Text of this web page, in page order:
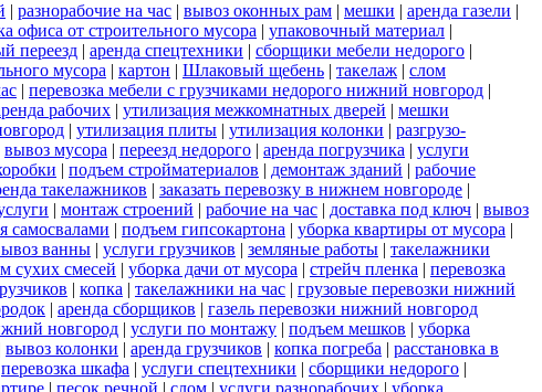
| разнорабочие на час | вывоз оконных рам | мешки | аренда газели |
офиса от строительного мусора | упаковочный материал |
переезд | аренда спецтехники | сборщики мебели недорого |
мусора | картон | Шлаковый щебень | такелаж | слом
| перевозка мебели с грузчиками недорого нижний новгород |
рабочих | утилизация межкомнатных дверей | мешки
| утилизация плиты | утилизация колонки | разгрузо-
вывоз мусора | переезд недорого | аренда погрузчика | услуги
| подъем стройматериалов | демонтаж зданий | рабочие
такелажников | заказать перевозку в нижнем новгороде |
| монтаж строений | рабочие на час | доставка под ключ | вывоз
самосвалами | подъем гипсокартона | уборка квартиры от мусора |
ванны | услуги грузчиков | земляные работы | такелажники
сухих смесей | уборка дачи от мусора | стрейч пленка | перевозка
| копка | такелажники на час | грузовые перевозки нижний
| аренда сборщиков | газель перевозки нижний новгород
новгород | услуги по монтажу | подъем мешков | уборка
вывоз колонки | аренда грузчиков | копка погреба | расстановка в
перевозка шкафа | услуги спецтехники | сборщики недорого |